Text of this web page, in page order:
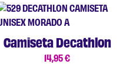
Camiseta Decathlon
14,95 €